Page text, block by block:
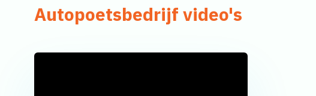
Autopoetsbedrijf video's